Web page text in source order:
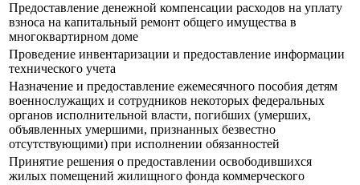
Предоставление денежной компенсации расходов на уплату
взноса на капитальный ремонт общего имущества в
многоквартирном доме
Проведение инвентаризации и предоставление информации
технического учета
Назначение и предоставление ежемесячного пособия детям
военнослужащих и сотрудников некоторых федеральных
органов исполнительной власти, погибших (умерших,
объявленных умершими, признанных безвестно
отсутствующими) при исполнении обязанностей
Принятие решения о предоставлении освободившихся
жилых помещений жилищного фонда коммерческого